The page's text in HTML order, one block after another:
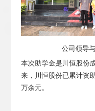
公司领导
本次助学金是川恒股份
来，川恒股份已累计资
万余元。